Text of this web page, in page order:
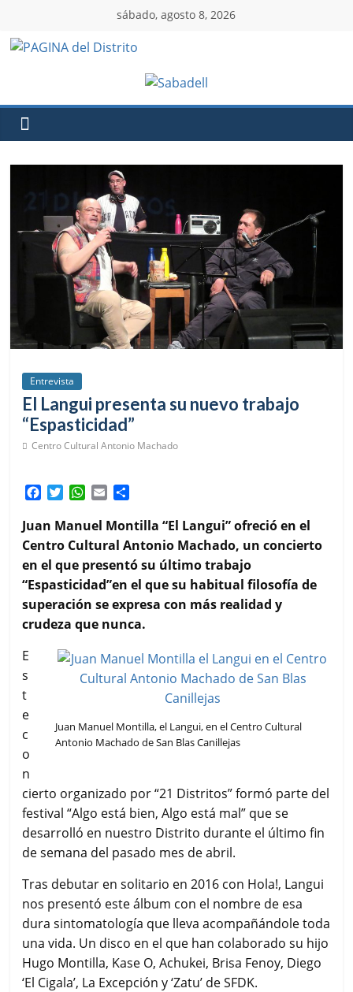
sábado, agosto 8, 2026
Entrevista
El Langui presenta su nuevo trabajo
“Espasticidad”
Centro Cultural Antonio Machado
c
e
b
o
o
k
i
t
e
r
W
a
t
s
A
p
p
a
i
l
m
p
a
r
t
i
r
Juan Manuel Montilla “El Langui” ofreció en el
Centro Cultural Antonio Machado, un concierto
en el que presentó su último trabajo
“Espasticidad”en el que su habitual filosofía de
superación se expresa con más realidad y
crudeza que nunca.
Juan Manuel Montilla, el Langui, en el Centro Cultural
Antonio Machado de San Blas Canillejas
E
s
t
e
c
o
n
cierto organizado por “21 Distritos” formó parte del
festival “Algo está bien, Algo está mal” que se
desarrolló en nuestro Distrito durante el último fin
de semana del pasado mes de abril.
Tras debutar en solitario en 2016 con Hola!, Langui
nos presentó este álbum con el nombre de esa
dura sintomatología que lleva acompañándole toda
una vida. Un disco en el que han colaborado su hijo
Hugo Montilla, Kase O, Achukei, Brisa Fenoy, Diego
‘El Cigala’, La Excepción y ‘Zatu’ de SFDK.